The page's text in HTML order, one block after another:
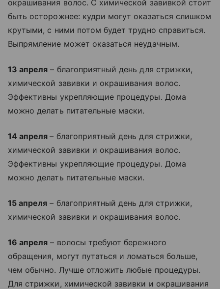
окрашивания волос. С химической завивкой стоит
быть осторожнее: кудри могут оказаться слишком
крутыми, с ними потом будет трудно справиться.
Выпрямление может оказаться неудачным.
13 апреля – благоприятный день для стрижки,
химической завивки и окрашивания волос.
Эффективны укрепляющие процедуры. Дома
можно делать питательные маски.
14 апреля– благоприятный день для стрижки,
химической завивки и окрашивания волос.
Эффективны укрепляющие процедуры. Дома
можно делать питательные маски.
15 апреля – благоприятный день для стрижки,
химической завивки и окрашивания волос.
16 апреля – волосы требуют бережного
обращения, могут путаться и ломаться больше,
чем обычно. Лучше отложить любые процедуры.
Для стрижки, химической завивки и окрашивания